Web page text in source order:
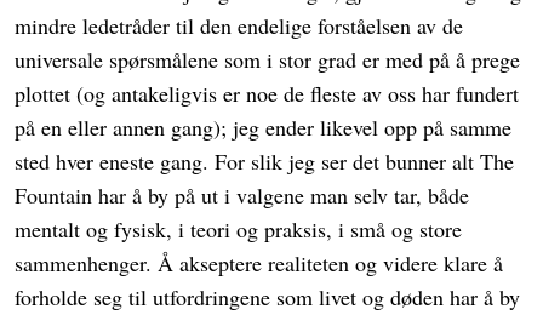
mindre ledetråder til den endelige forståelsen av de
universale spørsmålene som i stor grad er med på å prege
plottet (og antakeligvis er noe de fleste av oss har fundert
på en eller annen gang); jeg ender likevel opp på samme
sted hver eneste gang. For slik jeg ser det bunner alt The
Fountain har å by på ut i valgene man selv tar, både
mentalt og fysisk, i teori og praksis, i små og store
sammenhenger. Å akseptere realiteten og videre klare å
forholde seg til utfordringene som livet og døden har å by